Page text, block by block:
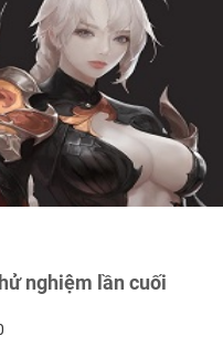
nghiệm lần cuối